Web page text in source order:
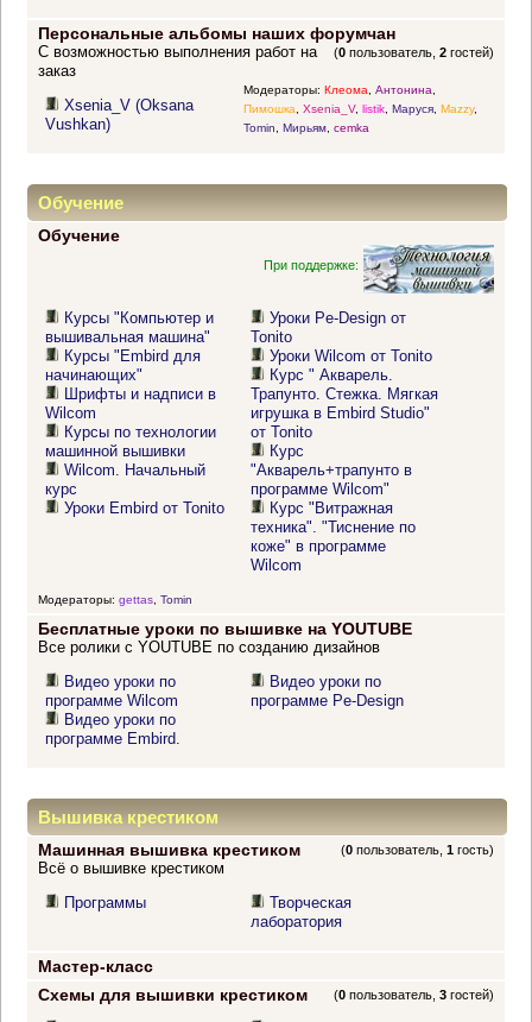
Персональные альбомы наших форумчан
(0 пользователь,2 гостей)
С возможностью выполнения работ на
заказ
Xsenia_V (Oksana
Vushkan)
Модераторы: Клеома, Антонина,
Пимошка, Xsenia_V, listik, Маруся, Mazzy,
Tomin, Мирьям, cemka
Обучение
Обучение
При поддержке:
Курсы "Компьютер и
вышивальная машина"
Курсы "Embird для
начинающих"
Шрифты и надписи в
Wilcom
Курсы по технологии
машинной вышивки
Wilcom. Начальный
курс
Уроки Embird от Tonito
Уроки Pe-Design от
Tonito
Уроки Wilcom от Tonito
Курс " Акварель.
Трапунто. Стежка. Мягкая
игрушка в Embird Studio"
от Tonito
Курс
"Акварель+трапунто в
программе Wilcom"
Курс "Витражная
техника". "Тиснение по
коже" в программе
Wilcom
Модераторы: gettas, Tomin
Бесплатные уроки по вышивке на YOUTUBE
Все ролики с YOUTUBE по созданию дизайнов
Видео уроки по
программе Wilcom
Видео уроки по
программе Embird.
Видео уроки по
программе Pe-Design
Вышивка крестиком
Машинная вышивка крестиком (0 пользователь,1 гость)
Всё о вышивке крестиком
Программы
Творческая
лаборатория
Мастер-класс
Схемы для вышивки крестиком
(0 пользователь,3 гостей)